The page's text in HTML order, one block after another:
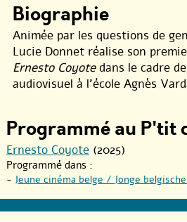
Biographie
Animée par les questions de
Lucie Donnet réalise son
Ernesto Coyotedans le cadre
audiovisuel à l’école Agnès
Programmé au P'tit
Ernesto Coyote (2025)
Programmé dans :
- Jeune cinéma belge / Jonge